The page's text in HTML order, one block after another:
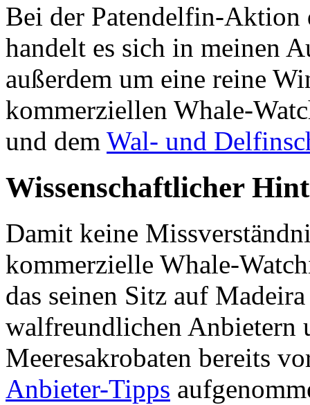
Bei der Patendelfin-Aktion
handelt es sich in meinen
außerdem um eine reine
kommerziellen Whale-
und dem Wal- und
Wissenschaftlicher
Damit keine
kommerzielle Whale-
das seinen Sitz auf
walfreundlichen Anbietern
Meeresakrobaten bereits
Anbieter-Tipps